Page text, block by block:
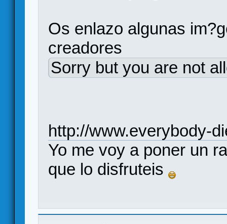
Os enlazo algunas
creadores
Sorry but you are not
http://www.everybody-
Yo me voy a poner un
que lo disfruteis